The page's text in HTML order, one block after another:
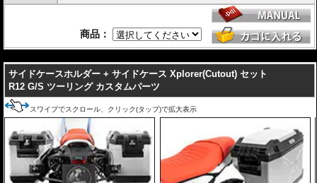
その他、付属の取付用フレームなどは共通です。
※写真のEasylackは位置決めガイドを折りたたんだ状態、Alurackは位置決めガ
イドを取り付けた状態です。
ヘプコ&ベッカーのトップケースはこちらからご確認下さい。
商品：
サイドケースホルダー + サイドケース Xplorer(Cutout) セット
R12 G/S ツーリング カスタムパーツ
スワイプでスクロール、クリック(タップ)で拡大表示